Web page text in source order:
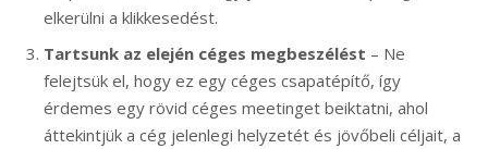
elkerülni a klikkesedést.
Tartsunk az elején céges megbeszélést – Ne
felejtsük el, hogy ez egy céges csapatépítő, így
érdemes egy rövid céges meetinget beiktatni, ahol
áttekintjük a cég jelenlegi helyzetét és jövőbeli céljait, a